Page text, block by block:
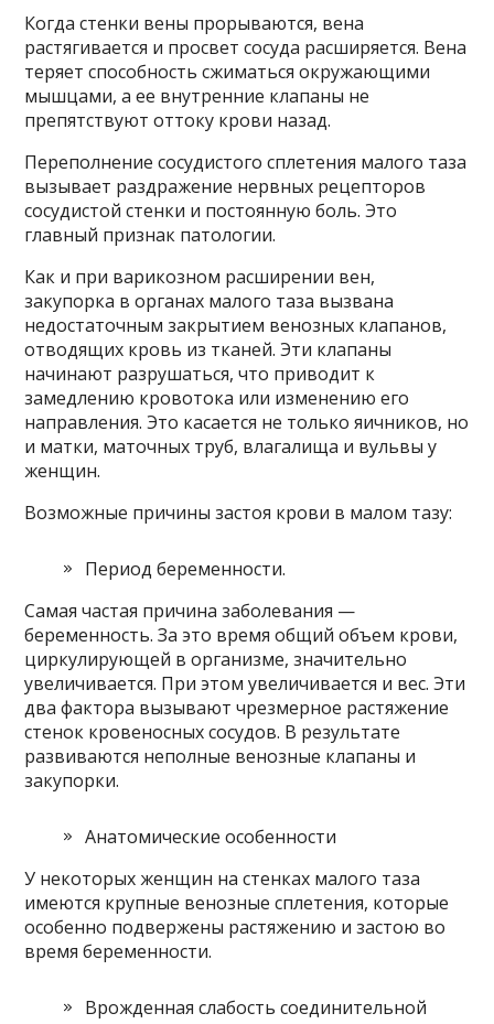
Когда стенки вены прорываются, вена
растягивается и просвет сосуда расширяется. Вена
теряет способность сжиматься окружающими
мышцами, а ее внутренние клапаны не
препятствуют оттоку крови назад.
Переполнение сосудистого сплетения малого таза
вызывает раздражение нервных рецепторов
сосудистой стенки и постоянную боль. Это
главный признак патологии.
Как и при варикозном расширении вен,
закупорка в органах малого таза вызвана
недостаточным закрытием венозных клапанов,
отводящих кровь из тканей. Эти клапаны
начинают разрушаться, что приводит к
замедлению кровотока или изменению его
направления. Это касается не только яичников, но
и матки, маточных труб, влагалища и вульвы у
женщин.
Возможные причины застоя крови в малом тазу:
Период беременности.
Самая частая причина заболевания —
беременность. За это время общий объем крови,
циркулирующей в организме, значительно
увеличивается. При этом увеличивается и вес. Эти
два фактора вызывают чрезмерное растяжение
стенок кровеносных сосудов. В результате
развиваются неполные венозные клапаны и
закупорки.
Анатомические особенности
У некоторых женщин на стенках малого таза
имеются крупные венозные сплетения, которые
особенно подвержены растяжению и застою во
время беременности.
Врожденная слабость соединительной